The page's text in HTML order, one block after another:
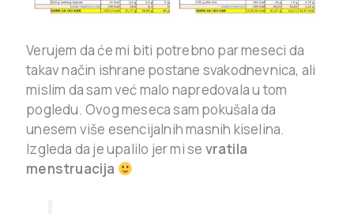
Verujem da će mi biti potrebno par meseci da
takav način ishrane postane svakodnevnica, ali
mislim da sam već malo napredovala u tom
pogledu. Ovog meseca sam pokušala da
unesem više esencijalnih masnih kiselina.
Izgleda da je upalilo jer mi se vratila
menstruacija